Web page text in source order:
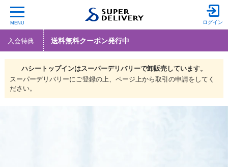
MENU ログイン
入会特典 送料無料クーポン発行中
ハシートップインはスーパーデリバリーで卸販売しています。
スーパーデリバリーにご登録の上、ページ上から取引の申請をしてく
ださい。